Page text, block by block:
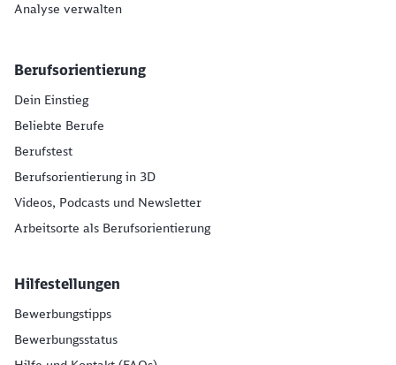
Analyse verwalten
Berufsorientierung
Dein Einstieg
Beliebte Berufe
Berufstest
Berufsorientierung in 3D
Videos, Podcasts und Newsletter
Arbeitsorte als Berufsorientierung
Hilfestellungen
Bewerbungstipps
Bewerbungsstatus